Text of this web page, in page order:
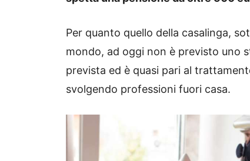
Per quanto quello della casalinga,
mondo, ad oggi non è previsto uno
prevista ed è quasi pari al
svolgendo professioni fuori casa.